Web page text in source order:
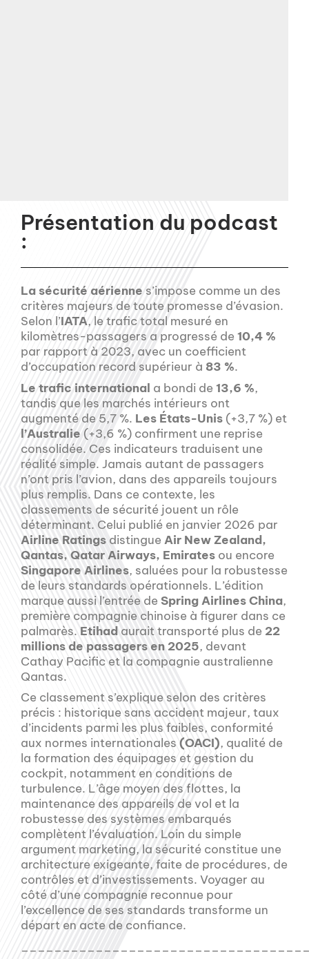
Présentation du podcast
:
La sécurité aérienne s’impose comme un des
critères majeurs de toute promesse d’évasion.
Selon l’IATA, le trafic total mesuré en
kilomètres-passagers a progressé de 10,4 %
par rapport à 2023, avec un coefficient
d’occupation record supérieur à 83 %.
Le trafic international a bondi de 13,6 %,
tandis que les marchés intérieurs ont
augmenté de 5,7 %. Les États-Unis (+3,7 %) et
l’Australie (+3,6 %) confirment une reprise
consolidée. Ces indicateurs traduisent une
réalité simple. Jamais autant de passagers
n’ont pris l’avion, dans des appareils toujours
plus remplis. Dans ce contexte, les
classements de sécurité jouent un rôle
déterminant. Celui publié en janvier 2026 par
Airline Ratings distingue Air New Zealand,
Qantas, Qatar Airways, Emirates ou encore
Singapore Airlines, saluées pour la robustesse
de leurs standards opérationnels. L’édition
marque aussi l’entrée de Spring Airlines China,
première compagnie chinoise à figurer dans ce
palmarès. Etihad aurait transporté plus de 22
millions de passagers en 2025, devant
Cathay Pacific et la compagnie australienne
Qantas.
Ce classement s’explique selon des critères
précis : historique sans accident majeur, taux
d’incidents parmi les plus faibles, conformité
aux normes internationales (OACI), qualité de
la formation des équipages et gestion du
cockpit, notamment en conditions de
turbulence. L’âge moyen des flottes, la
maintenance des appareils de vol et la
robustesse des systèmes embarqués
complètent l’évaluation. Loin du simple
argument marketing, la sécurité constitue une
architecture exigeante, faite de procédures, de
contrôles et d’investissements. Voyager au
côté d’une compagnie reconnue pour
l’excellence de ses standards transforme un
départ en acte de confiance.